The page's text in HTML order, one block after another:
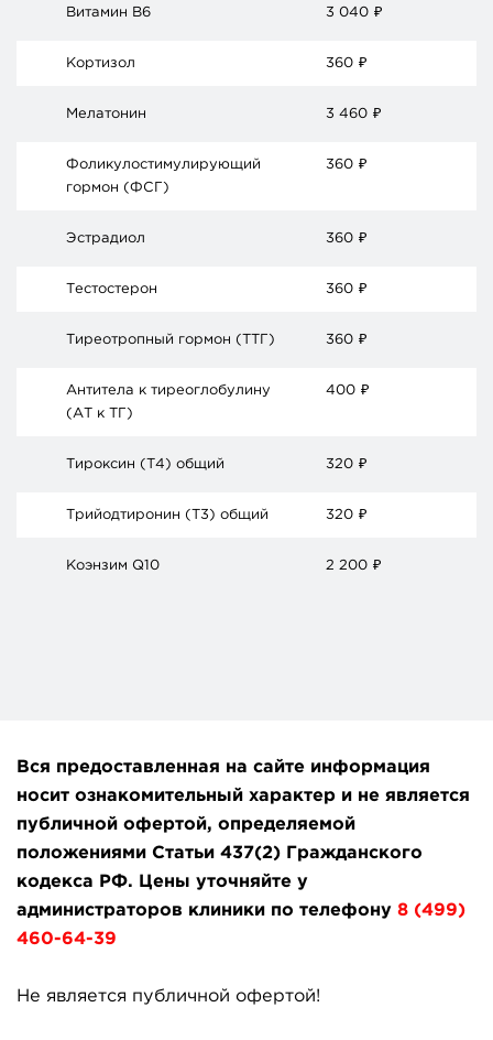
Витамин В6 3 040 ₽
Кортизол 360 ₽
Мелатонин 3 460 ₽
Фоликулостимулирующий
гормон (ФСГ)
360 ₽
Эстрадиол 360 ₽
Тестостерон 360 ₽
Тиреотропный гормон (ТТГ) 360 ₽
Антитела к тиреоглобулину
(АТ к ТГ)
400 ₽
Тироксин (Т4) общий 320 ₽
Трийодтиронин (Т3) общий 320 ₽
Коэнзим Q10 2 200 ₽
Вся предоставленная на сайте информация
носит ознакомительный характер и не является
публичной офертой, определяемой
положениями Статьи 437(2) Гражданского
кодекса РФ. Цены уточняйте у
администраторов клиники по телефону 8 (499)
460-64-39
Не является публичной офертой!